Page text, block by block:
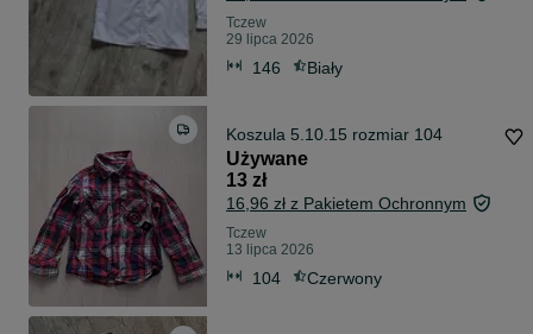
Tczew
29 lipca 2026
146 Biały
Koszula 5.10.15 rozmiar 104
Używane
13 zł
16,96 zł z Pakietem Ochronnym
Tczew
13 lipca 2026
104 Czerwony